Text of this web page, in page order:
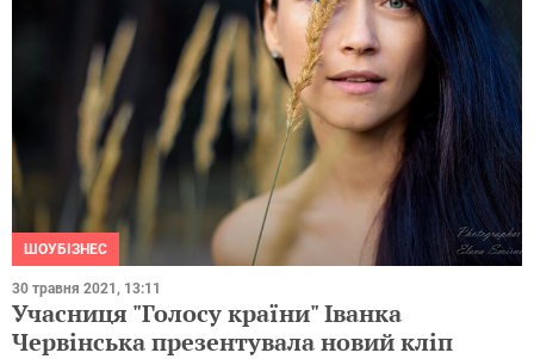
ШОУБІЗНЕС
30 травня 2021, 13:11
Учасниця "Голосу країни" Іванка
Червінська презентувала новий кліп